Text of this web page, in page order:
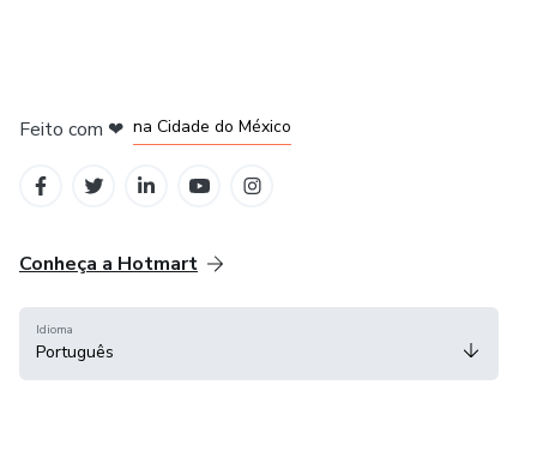
Feito com ❤ na Cidade do México
Conheça a Hotmart
Idioma
Português